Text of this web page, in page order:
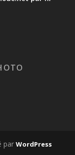
par WordPress